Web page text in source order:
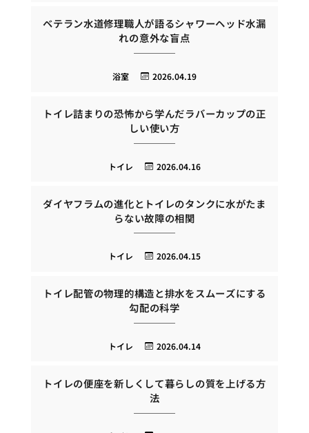
ベテラン水道修理職人が語るシャワーヘッド水漏
れの意外な盲点
2026.04.19
浴室
トイレ詰まりの恐怖から学んだラバーカップの正
しい使い方
2026.04.16
トイレ
ダイヤフラムの進化とトイレのタンクに水がたま
らない故障の相関
2026.04.15
トイレ
トイレ配管の物理的構造と排水をスムーズにする
勾配の科学
2026.04.14
トイレ
トイレの便座を新しくして暮らしの質を上げる方
法